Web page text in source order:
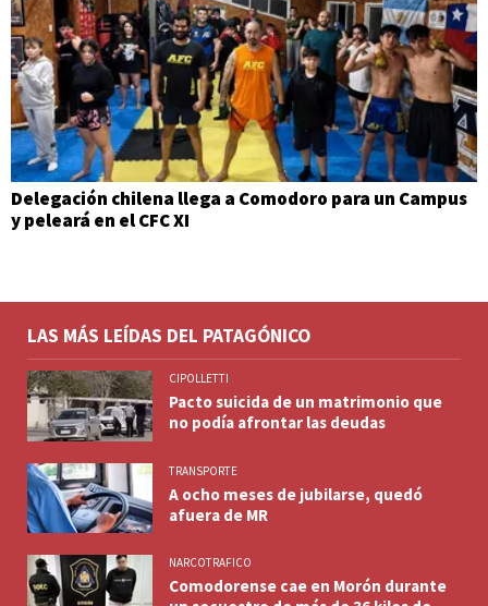
Delegación chilena llega a Comodoro para un Campus
y peleará en el CFC XI
LAS MÁS LEÍDAS DEL PATAGÓNICO
CIPOLLETTI
Pacto suicida de un matrimonio que
no podía afrontar las deudas
TRANSPORTE
A ocho meses de jubilarse, quedó
afuera de MR
NARCOTRAFICO
Comodorense cae en Morón durante